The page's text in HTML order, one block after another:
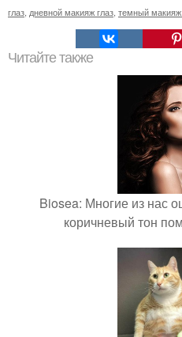
глаз дневной макияж глаз темный макияж
Читайте также
Biosea: Многие из нас
коричневый тон